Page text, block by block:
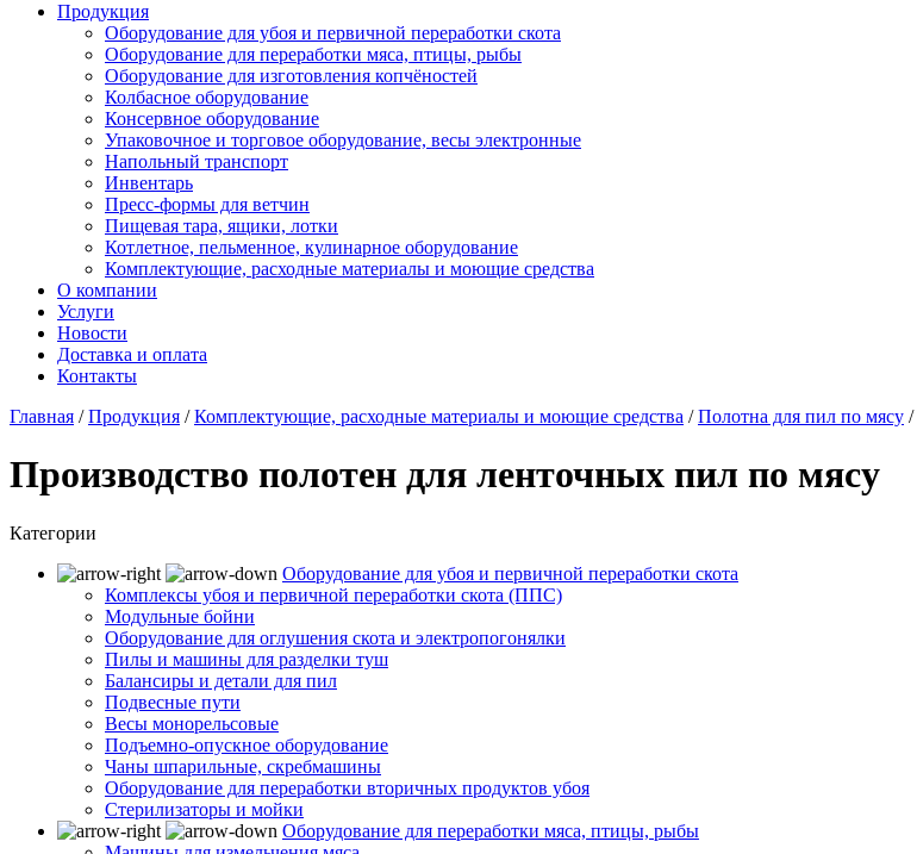
Продукция
Оборудование для убоя и первичной переработки скота
Оборудование для переработки мяса, птицы, рыбы
Оборудование для изготовления копчёностей
Колбасное оборудование
Консервное оборудование
Упаковочное и торговое оборудование, весы электронные
Напольный транспорт
Инвентарь
Пресс-формы для ветчин
Пищевая тара, ящики, лотки
Котлетное, пельменное, кулинарное оборудование
Комплектующие, расходные материалы и моющие средства
О компании
Услуги
Новости
Доставка и оплата
Контакты
Главная /Продукция /Комплектующие, расходные материалы и моющие средства /Полотна для пил по мясу /
Производство полотен для ленточных пил по мясу
Категории
Оборудование для убоя и первичной переработки скота
Комплексы убоя и первичной переработки скота (ППС)
Модульные бойни
Оборудование для оглушения скота и электропогонялки
Пилы и машины для разделки туш
Балансиры и детали для пил
Подвесные пути
Весы монорельсовые
Подъемно-опускное оборудование
Чаны шпарильные, скребмашины
Оборудование для переработки вторичных продуктов убоя
Стерилизаторы и мойки
Оборудование для переработки мяса, птицы, рыбы